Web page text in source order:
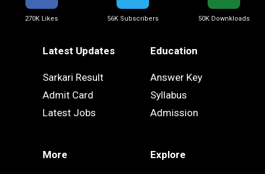
270K Likes 56K Subscribers 50K Downkloads
Latest Updates
Sarkari Result
Admit Card
Latest Jobs
Education
Answer Key
Syllabus
Admission
More Explore